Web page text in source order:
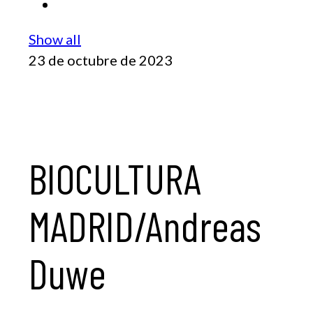
Show all
23 de octubre de 2023
BIOCULTURA
MADRID/Andreas
Duwe